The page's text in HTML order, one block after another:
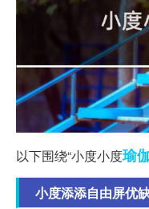
以下围绕“小度小度瑜
小度添添自由屏优